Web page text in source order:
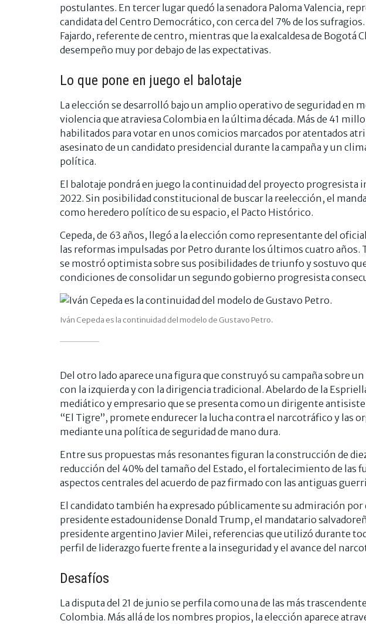
postulantes. En tercer lugar quedó la senadora Paloma Valencia,
candidata del Centro Democrático, con cerca del 7% de los
Fajardo, referente de centro, mientras que la exalcaldesa de Bogotá
desempeño muy por debajo de las expectativas.
Lo que pone en juego el balotaje
La elección se desarrolló bajo un amplio operativo de seguridad en
violencia que atraviesa Colombia en la última década. Más de 41
habilitados para votar en unos comicios marcados por atentados
asesinato de un candidato presidencial durante la campaña y un
política.
El balotaje pondrá en juego la continuidad del proyecto progresista
2022. Sin posibilidad constitucional de buscar la reelección, el
como heredero político de su espacio, el Pacto Histórico.
Cepeda, de 63 años, llegó a la elección como representante del
las reformas impulsadas por Petro durante los últimos cuatro años.
se mostró optimista sobre sus posibilidades de triunfo y sostuvo
condiciones de consolidar un segundo gobierno progresista
Iván Cepeda es la continuidad del modelo de Gustavo Petro.
Del otro lado aparece una figura que construyó su campaña sobre
con la izquierda y con la dirigencia tradicional. Abelardo de la
mediático y empresario que se presenta como un dirigente
“El Tigre”, promete endurecer la lucha contra el narcotráfico y las
mediante una política de seguridad de mano dura.
Entre sus propuestas más resonantes figuran la construcción de
reducción del 40% del tamaño del Estado, el fortalecimiento de las
aspectos centrales del acuerdo de paz firmado con las antiguas
El candidato también ha expresado públicamente su admiración
presidente estadounidense Donald Trump, el mandatario
presidente argentino Javier Milei, referencias que utilizó durante
perfil de liderazgo fuerte frente a la inseguridad y el avance del
Desafíos
La disputa del 21 de junio se perfila como una de las más
Colombia. Más allá de los nombres propios, la elección aparece